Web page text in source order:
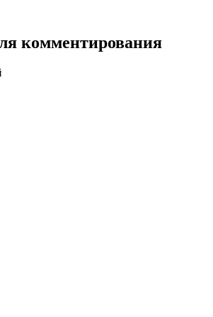
комментирования